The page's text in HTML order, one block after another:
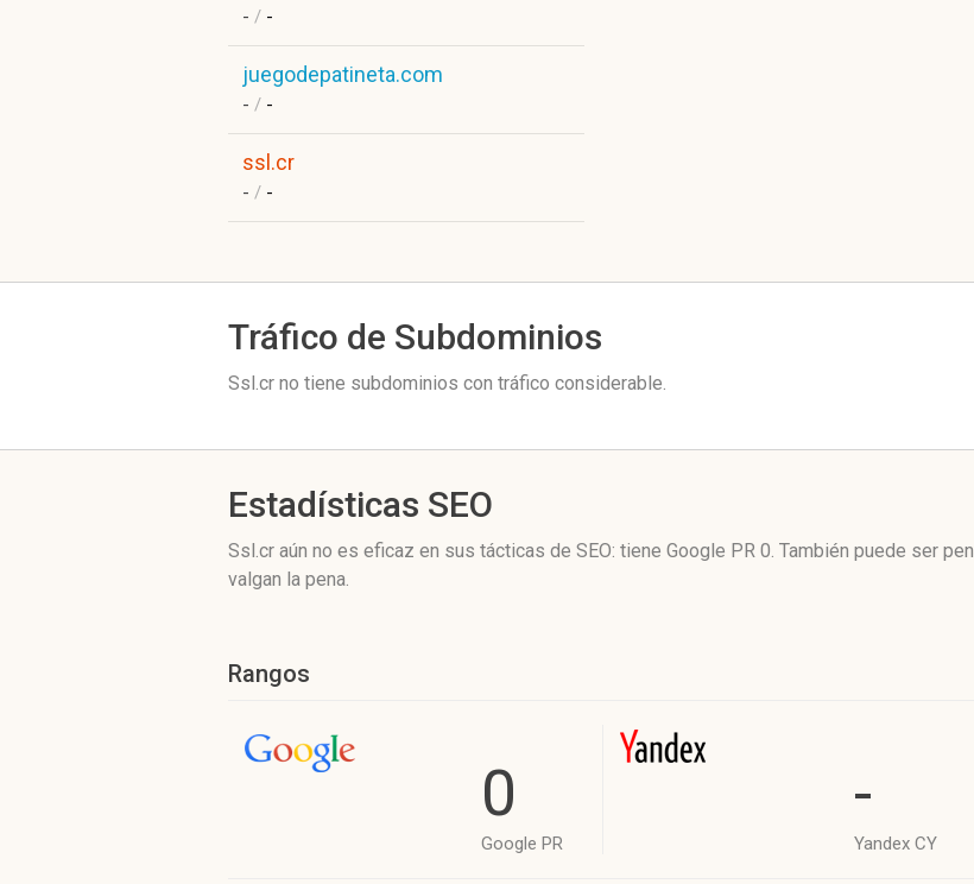
- / -
juegodepatineta.com
- / -
ssl.cr
- / -
Tráfico de Subdominios
Ssl.cr no tiene subdominios con tráfico considerable.
Estadísticas SEO
Ssl.cr aún no es eficaz en sus tácticas de SEO: tiene Google PR 0. También puede ser
valgan la pena.
Rangos
0
Google PR
-
Yandex CY